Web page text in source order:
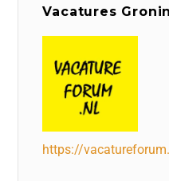
Vacatures
https://